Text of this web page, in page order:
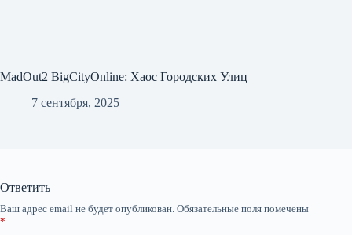
MadOut2 BigCityOnline: Хаос Городских Улиц
7 сентября, 2025
Ответить
Ваш адрес email не будет опубликован. Обязательные поля помечены
*